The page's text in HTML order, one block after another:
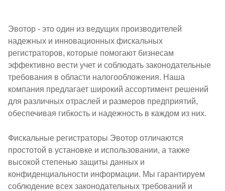
Эвотор - это один из ведущих производителей
надежных и инновационных фискальных
регистраторов, которые помогают бизнесам
эффективно вести учет и соблюдать законодательные
требования в области налогообложения. Наша
компания предлагает широкий ассортимент решений
для различных отраслей и размеров предприятий,
обеспечивая гибкость и надежность в каждом из них.
Фискальные регистраторы Эвотор отличаются
простотой в установке и использовании, а также
высокой степенью защиты данных и
конфиденциальности информации. Мы гарантируем
соблюдение всех законодательных требований и